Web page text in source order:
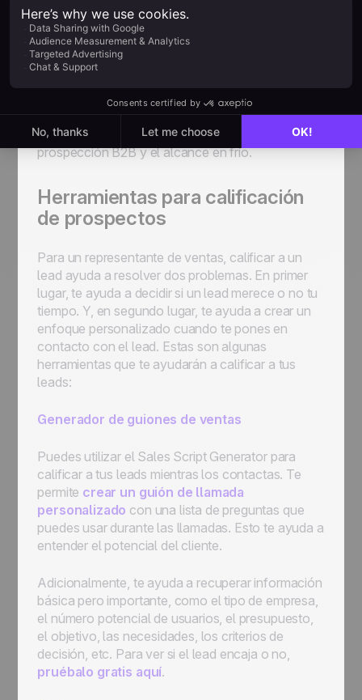
contactos a partir de una sola consulta de
LinkedIn. Para cada prospecto, Wiza construye
un perfil en tiempo real, lo que significa que toda
la información que proporciona está actualizada.
Además, Wiza también ofrece opciones gratuitas
de búsqueda y verificación de correos
electrónicos, lo que ayuda a escalar la
prospección B2B y el alcance en frío.
Herramientas para calificación
de prospectos
Para un representante de ventas, calificar a un
lead ayuda a resolver dos problemas. En primer
lugar, te ayuda a decidir si un lead merece o no tu
tiempo. Y, en segundo lugar, te ayuda a crear un
enfoque personalizado cuando te pones en
contacto con el lead. Estas son algunas
herramientas que te ayudarán a calificar a tus
leads:
Generador de guiones de ventas
Puedes utilizar el Sales Script Generatorpara
calificar a tus leads mientras los contactas. Te
permite crear un guión de llamada
personalizado con una lista de preguntas que
puedes usar durante las llamadas. Esto te ayuda a
entender el potencial del cliente.
Adicionalmente, te ayuda a recuperar información
básica pero importante, como el tipo de empresa,
el número potencial de usuarios, el presupuesto,
el objetivo, las necesidades, los criterios de
decisión, etc. Para ver si el lead encaja o no,
pruébalo gratis aquí.